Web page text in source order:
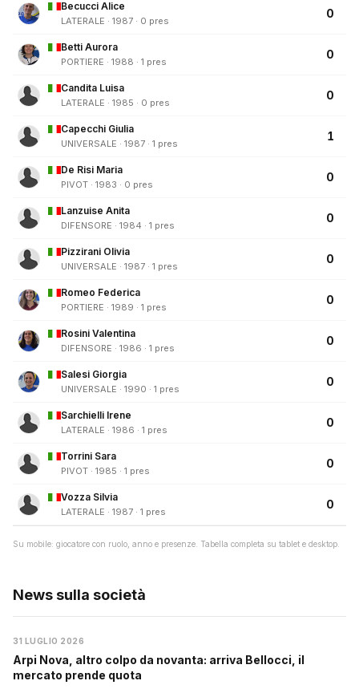
Becucci Alice
LATERALE · 1987 · 0 pres
0
Betti Aurora
PORTIERE · 1988 · 1 pres
0
Candita Luisa
LATERALE · 1985 · 0 pres
0
Capecchi Giulia
UNIVERSALE · 1987 · 1 pres
1
De Risi Maria
PIVOT · 1983 · 0 pres
0
Lanzuise Anita
DIFENSORE · 1984 · 1 pres
0
Pizzirani Olivia
UNIVERSALE · 1987 · 1 pres
0
Romeo Federica
PORTIERE · 1989 · 1 pres
0
Rosini Valentina
DIFENSORE · 1986 · 1 pres
0
Salesi Giorgia
UNIVERSALE · 1990 · 1 pres
0
Sarchielli Irene
LATERALE · 1986 · 1 pres
0
Torrini Sara
PIVOT · 1985 · 1 pres
0
Vozza Silvia
LATERALE · 1987 · 1 pres
0
Su mobile: giocatore con ruolo, anno e presenze. Tabella completa su tablet e desktop.
News sulla società
31 LUGLIO 2026
Arpi Nova, altro colpo da novanta: arriva Bellocci, il
mercato prende quota